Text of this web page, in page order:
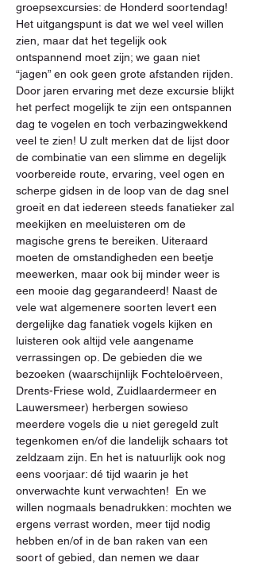
groepsexcursies: de Honderd soortendag!
Het uitgangspunt is dat we wel veel willen
zien, maar dat het tegelijk ook
ontspannend moet zijn; we gaan niet
“jagen” en ook geen grote afstanden rijden.
Door jaren ervaring met deze excursie blijkt
het perfect mogelijk te zijn een ontspannen
dag te vogelen en toch verbazingwekkend
veel te zien! U zult merken dat de lijst door
de combinatie van een slimme en degelijk
voorbereide route, ervaring, veel ogen en
scherpe gidsen in de loop van de dag snel
groeit en dat iedereen steeds fanatieker zal
meekijken en meeluisteren om de
magische grens te bereiken. Uiteraard
moeten de omstandigheden een beetje
meewerken, maar ook bij minder weer is
een mooie dag gegarandeerd! Naast de
vele wat algemenere soorten levert een
dergelijke dag fanatiek vogels kijken en
luisteren ook altijd vele aangename
verrassingen op. De gebieden die we
bezoeken (waarschijnlijk Fochteloërveen,
Drents-Friese wold, Zuidlaardermeer en
Lauwersmeer) herbergen sowieso
meerdere vogels die u niet geregeld zult
tegenkomen en/of die landelijk schaars tot
zeldzaam zijn. En het is natuurlijk ook nog
eens voorjaar: dé tijd waarin je het
onverwachte kunt verwachten!  En we
willen nogmaals benadrukken: mochten we
ergens verrast worden, meer tijd nodig
hebben en/of in de ban raken van een
soort of gebied, dan nemen we daar